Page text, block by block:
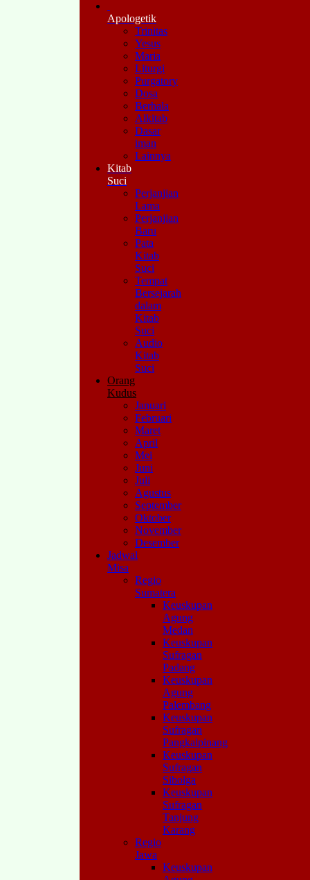
Apologetik
Trinitas
Yesus
Maria
Liturgi
Purgatory
Dosa
Berhala
Alkitab
Dasar
iman
Lainnya
Kitab
Suci
Perjanjian
Lama
Perjanjian
Baru
Pata
Kitab
Suci
Tempat
Bersejarah
dalam
Kitab
Suci
Audio
Kitab
Suci
Orang
Kudus
Januari
Februari
Maret
April
Mei
Juni
Juli
Agustus
September
Oktober
November
Desember
Jadwal
Misa
Regio
Sumatera
Keuskupan
Agung
Medan
Keuskupan
Sufragan
Padang
Keuskupan
Agung
Palembang
Keuskupan
Sufragan
Pangkalpinang
Keuskupan
Sufragan
Sibolga
Keuskupan
Sufragan
Tanjung
Karang
Regio
Jawa
Keuskupan